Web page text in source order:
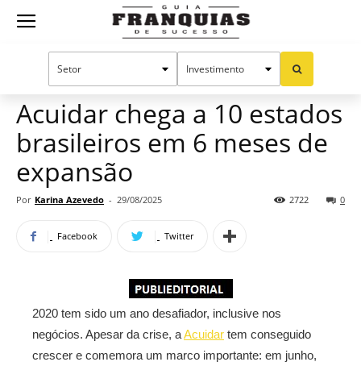
Guia
Mercado de franquias Publieditorial
Acuidar chega a 10 estados
brasileiros em 6 meses de
expansão
Por Karina Azevedo - 29/08/2025 0
2722
Facebook Twitter
2020 tem sido um ano desafiador, inclusive nos
negócios. Apesar da crise, aAcuidar tem conseguido
crescer e comemora um marco importante: em junho,